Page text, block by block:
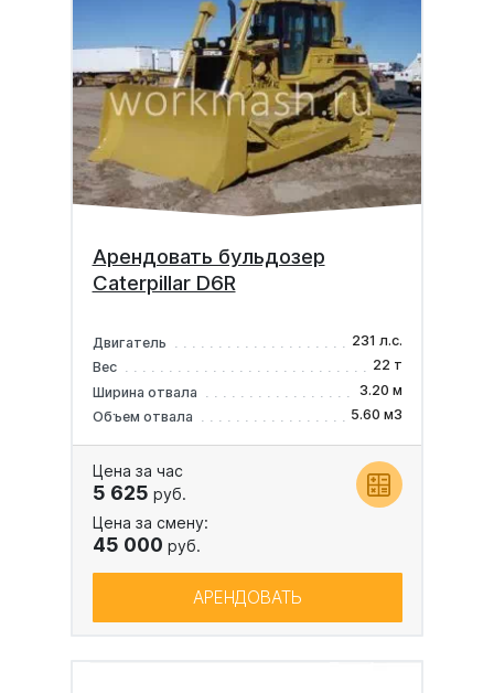
Арендовать бульдозер
Caterpillar D6R
Двигатель
231 л.с.
Вес
22 т
Ширина отвала
3.20 м
Объем отвала
5.60 м3
Цена за час
5 625 руб.
Цена за смену:
45 000 руб.
АРЕНДОВАТЬ